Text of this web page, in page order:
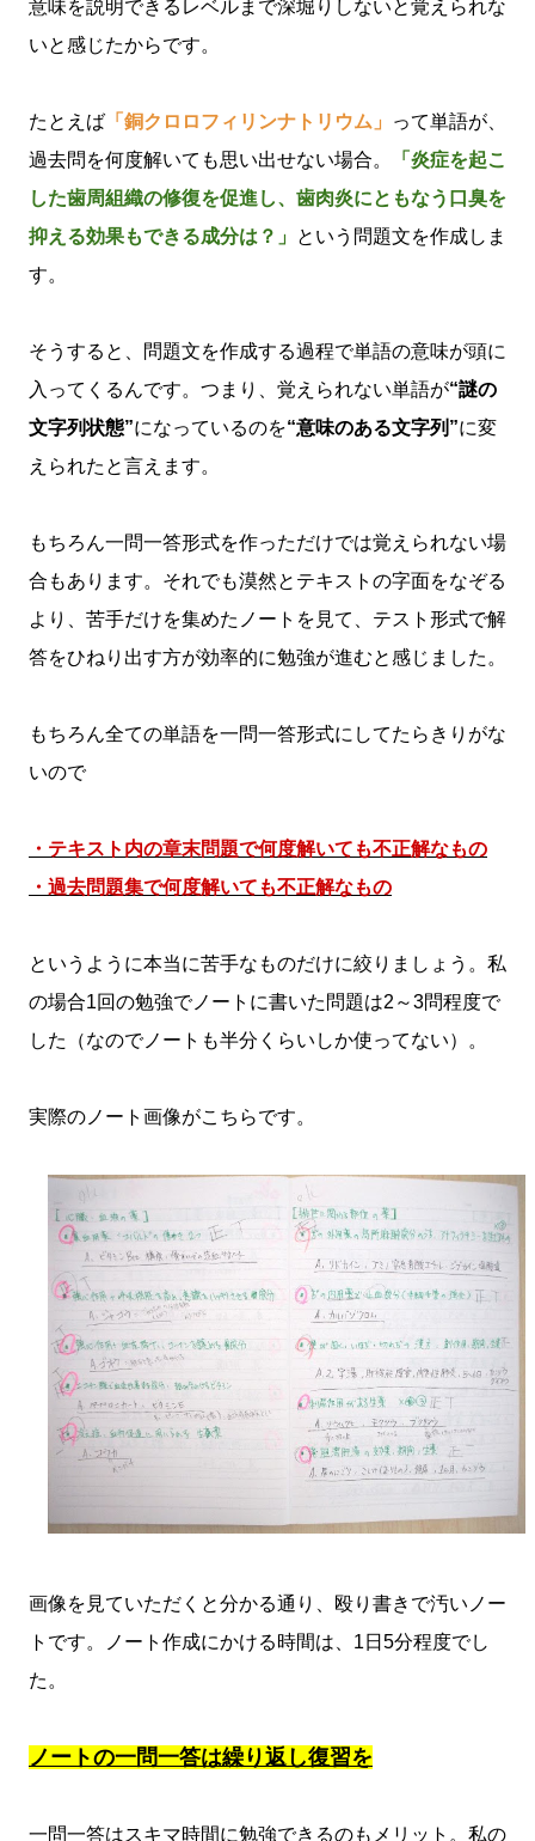
意味を説明できるレベルまで深堀りしないと覚えられな
いと感じたからです。
たとえば 「銅クロロフィリンナトリウム」
って単語が、
過去問を何度解いても思い出せない場合。
「炎症を起こ
した歯周組織の修復を促進し、歯肉炎にともなう口臭を
抑える効果もできる成分は？」 という問題文を作成しま
す。
そうすると、問題文を作成する過程で単語の意味が頭に
入ってくるんです。つまり、覚えられない単語が“謎の
文字列状態”になっているのを“意味のある文字列”に変
えられたと言えます。
もちろん一問一答形式を作っただけでは覚えられない場
合もあります。それでも漠然とテキストの字面をなぞる
より、苦手だけを集めたノートを見て、テスト形式で解
答をひねり出す方が効率的に勉強が進むと感じました。
もちろん全ての単語を一問一答形式にしてたらきりがな
いので
・テキスト内の章末問題で何度解いても不正解なもの
・過去問題集で何度解いても不正解なもの
というように本当に苦手なものだけに絞りましょう。私
の場合1回の勉強でノートに書いた問題は2～3問程度で
した（なのでノートも半分くらいしか使ってない）。
実際のノート画像がこちらです。
画像を見ていただくと分かる通り、殴り書きで汚いノー
トです。ノート作成にかける時間は、1日5分程度でし
た。
ノートの一問一答は繰り返し復習を
一問一答はスキマ時間に勉強できるのもメリット。私の